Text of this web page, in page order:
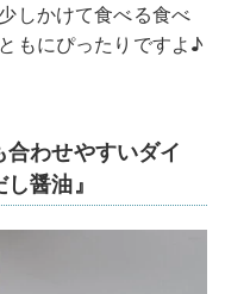
しかけて食べる食べ
もにぴったりですよ♪
わせやすいダイ
醤油』